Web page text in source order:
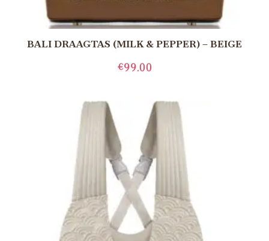
BALI DRAAGTAS (MILK & PEPPER) – BEIGE
€99.00